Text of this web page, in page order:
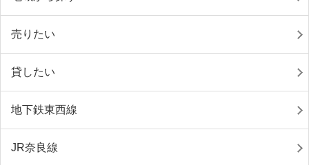
売りたい
貸したい
地下鉄東西線
JR奈良線